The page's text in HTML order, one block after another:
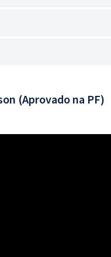
(Aprovado na PF)